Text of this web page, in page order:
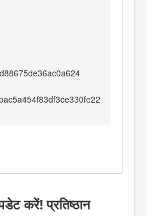
करें! प्रतिष्ठान